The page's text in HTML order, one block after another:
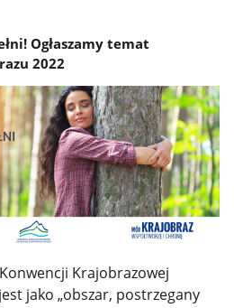
Ogłaszamy temat
2022
Krajobrazowej
jako „obszar, postrzegany